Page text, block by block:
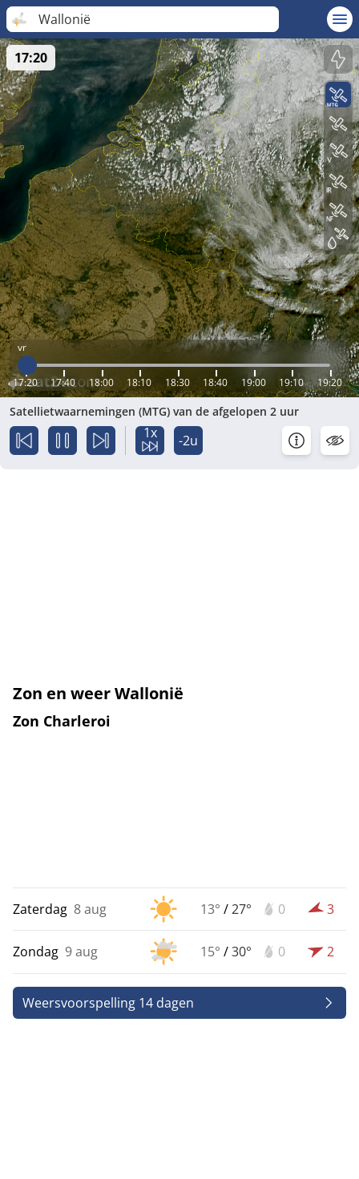
Wallonië
vr
17:20 17:40 18:00 18:10 18:30 18:40 19:00 19:10 19:20
17:20
Satellietwaarnemingen (MTG) van de afgelopen 2 uur
1x -2u
Zon en weer Wallonië
Zon Charleroi
Zaterdag 8 aug 13° /27° 0 3
Zondag 9 aug 15° /30° 0 2
Weersvoorspelling 14 dagen